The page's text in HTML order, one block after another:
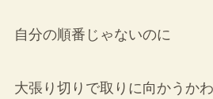
自分の順番じゃないのに
大張り切りで取りに向かうか